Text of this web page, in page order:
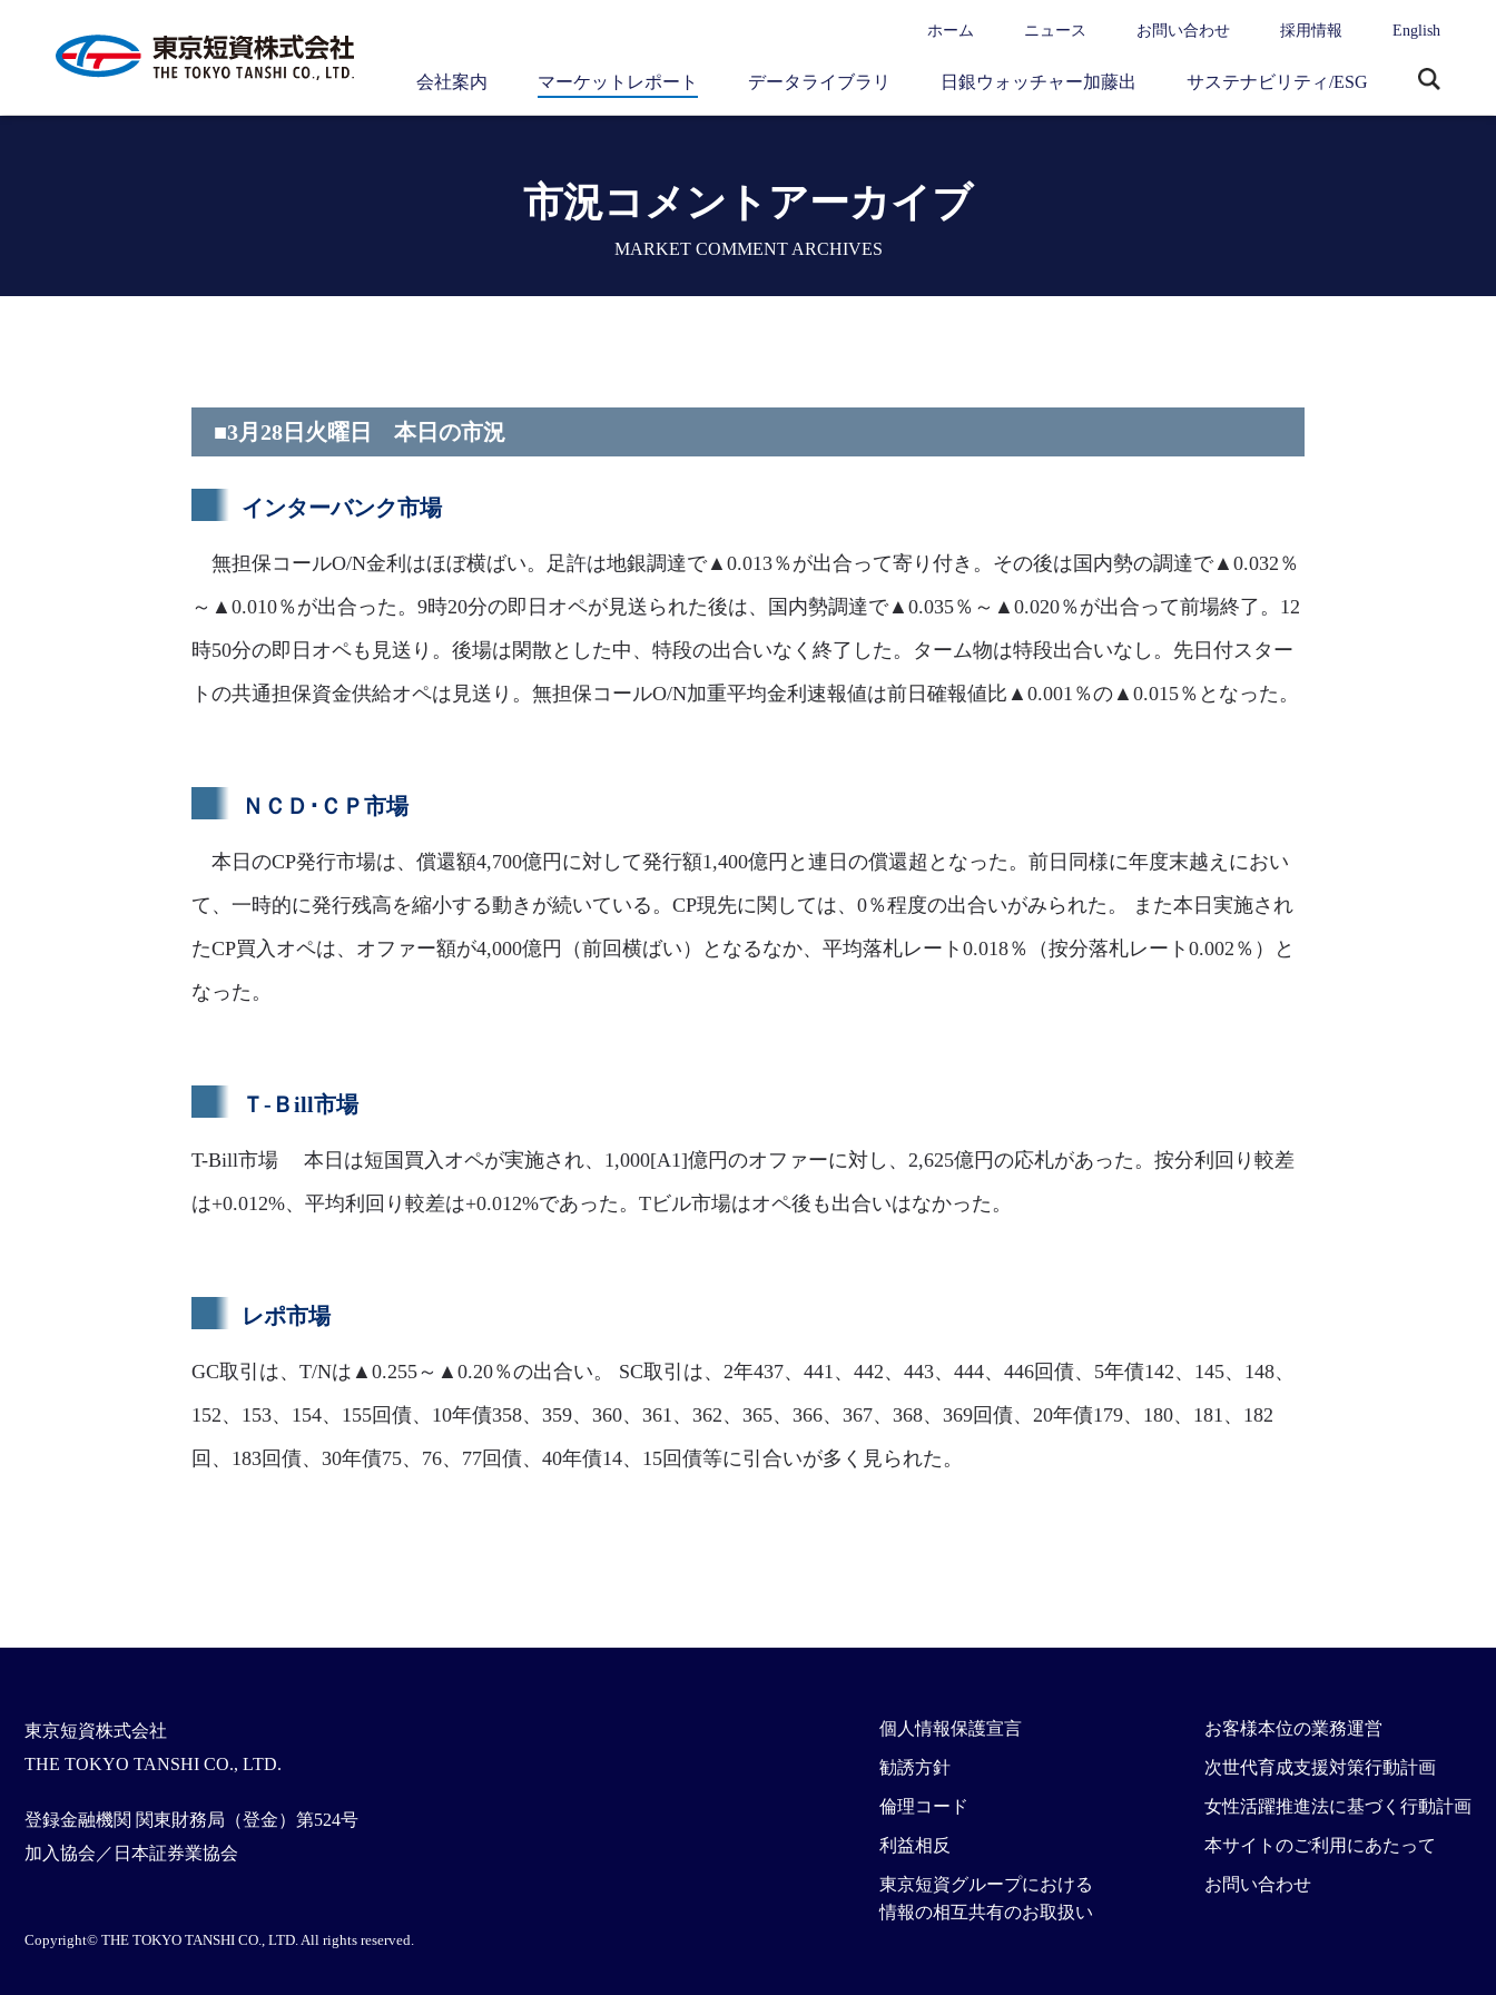
ホーム ニュース お問い合わせ 採用情報 English
会社案内 マーケットレポート データライブラリ 日銀ウォッチャー加藤出 サステナビリティ/ESG
市況コメントアーカイブ
MARKET COMMENT ARCHIVES
■3月28日火曜日 本日の市況
インターバンク市場
無担保コールO/N金利はほぼ横ばい。足許は地銀調達で▲0.013％が出合って寄り付き。その後は国内勢の調達で▲0.032％
～▲0.010％が出合った。9時20分の即日オペが見送られた後は、国内勢調達で▲0.035％～▲0.020％が出合って前場終了。12
時50分の即日オペも見送り。後場は閑散とした中、特段の出合いなく終了した。ターム物は特段出合いなし。先日付スター
トの共通担保資金供給オペは見送り。無担保コールO/N加重平均金利速報値は前日確報値比▲0.001％の▲0.015％となった。
ＮＣＤ･ＣＰ市場
本日のCP発行市場は、償還額4,700億円に対して発行額1,400億円と連日の償還超となった。前日同様に年度末越えにおい
て、一時的に発行残高を縮小する動きが続いている。CP現先に関しては、0％程度の出合いがみられた。 また本日実施され
たCP買入オペは、オファー額が4,000億円（前回横ばい）となるなか、平均落札レート0.018％（按分落札レート0.002％）と
なった。
Ｔ-Ｂill市場
T-Bill市場 本日は短国買入オペが実施され、1,000[A1]億円のオファーに対し、2,625億円の応札があった。按分利回り較差
は+0.012%、平均利回り較差は+0.012%であった。Tビル市場はオペ後も出合いはなかった。
レポ市場
GC取引は、T/Nは▲0.255～▲0.20％の出合い。 SC取引は、2年437、441、442、443、444、446回債、5年債142、145、148、
152、153、154、155回債、10年債358、359、360、361、362、365、366、367、368、369回債、20年債179、180、181、182
回、183回債、30年債75、76、77回債、40年債14、15回債等に引合いが多く見られた。
東京短資株式会社
THE TOKYO TANSHI CO., LTD.
登録金融機関 関東財務局（登金）第524号
加入協会／日本証券業協会
個人情報保護宣言
勧誘方針
倫理コード
利益相反
東京短資グループにおける
情報の相互共有のお取扱い
お客様本位の業務運営
次世代育成支援対策行動計画
女性活躍推進法に基づく行動計画
本サイトのご利用にあたって
お問い合わせ
Copyright© THE TOKYO TANSHI CO., LTD. All rights reserved.